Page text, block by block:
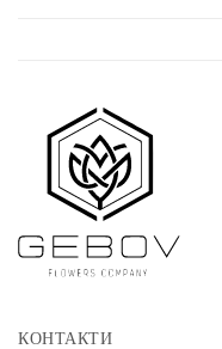
КОНТАКТИ